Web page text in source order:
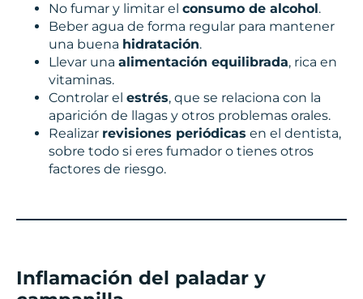
No fumar y limitar el consumo de alcohol.
Beber agua de forma regular para mantener
una buena hidratación.
Llevar una alimentación equilibrada, rica en
vitaminas.
Controlar el estrés, que se relaciona con la
aparición de llagas y otros problemas orales.
Realizar revisiones periódicas en el dentista,
sobre todo si eres fumador o tienes otros
factores de riesgo.
Inflamación del paladar y